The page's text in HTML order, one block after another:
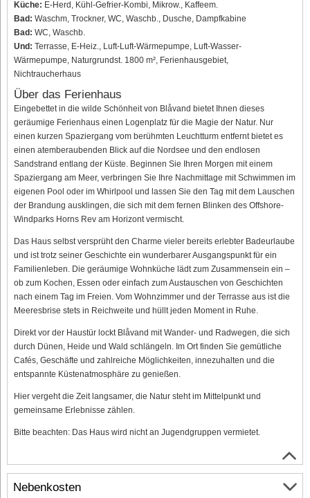
Küche: E-Herd, Kühl-Gefrier-Kombi, Mikrow., Kaffeem.
Bad: Waschm, Trockner, WC, Waschb., Dusche, Dampfkabine
Bad: WC, Waschb.
Und: Terrasse, E-Heiz., Luft-Luft-Wärmepumpe, Luft-Wasser-
Wärmepumpe, Naturgrundst. 1800 m², Ferienhausgebiet,
Nichtraucherhaus
Über das Ferienhaus
Eingebettet in die wilde Schönheit von Blåvand bietet Ihnen dieses
geräumige Ferienhaus einen Logenplatz für die Magie der Natur. Nur
einen kurzen Spaziergang vom berühmten Leuchtturm entfernt bietet es
einen atemberaubenden Blick auf die Nordsee und den endlosen
Sandstrand entlang der Küste. Beginnen Sie Ihren Morgen mit einem
Spaziergang am Meer, verbringen Sie Ihre Nachmittage mit Schwimmen im
eigenen Pool oder im Whirlpool und lassen Sie den Tag mit dem Lauschen
der Brandung ausklingen, die sich mit dem fernen Blinken des Offshore-
Windparks Horns Rev am Horizont vermischt.
Das Haus selbst versprüht den Charme vieler bereits erlebter Badeurlaube
und ist trotz seiner Geschichte ein wunderbarer Ausgangspunkt für ein
Familienleben. Die geräumige Wohnküche lädt zum Zusammensein ein –
ob zum Kochen, Essen oder einfach zum Austauschen von Geschichten
nach einem Tag im Freien. Vom Wohnzimmer und der Terrasse aus ist die
Meeresbrise stets in Reichweite und hüllt jeden Moment in Ruhe.
Direkt vor der Haustür lockt Blåvand mit Wander- und Radwegen, die sich
durch Dünen, Heide und Wald schlängeln. Im Ort finden Sie gemütliche
Cafés, Geschäfte und zahlreiche Möglichkeiten, innezuhalten und die
entspannte Küstenatmosphäre zu genießen.
Hier vergeht die Zeit langsamer, die Natur steht im Mittelpunkt und
gemeinsame Erlebnisse zählen.
Bitte beachten: Das Haus wird nicht an Jugendgruppen vermietet.
Nebenkosten